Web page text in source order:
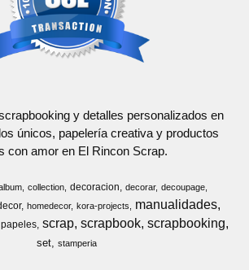
y detalles personalizados en
únicos, papelería creativa y productos
con amor en El Rincon Scrap.
collection decoracion decorar
decoupage
homedecor kora-projects manualidades
papeles scrap scrapbook scrapbooking
set stamperia